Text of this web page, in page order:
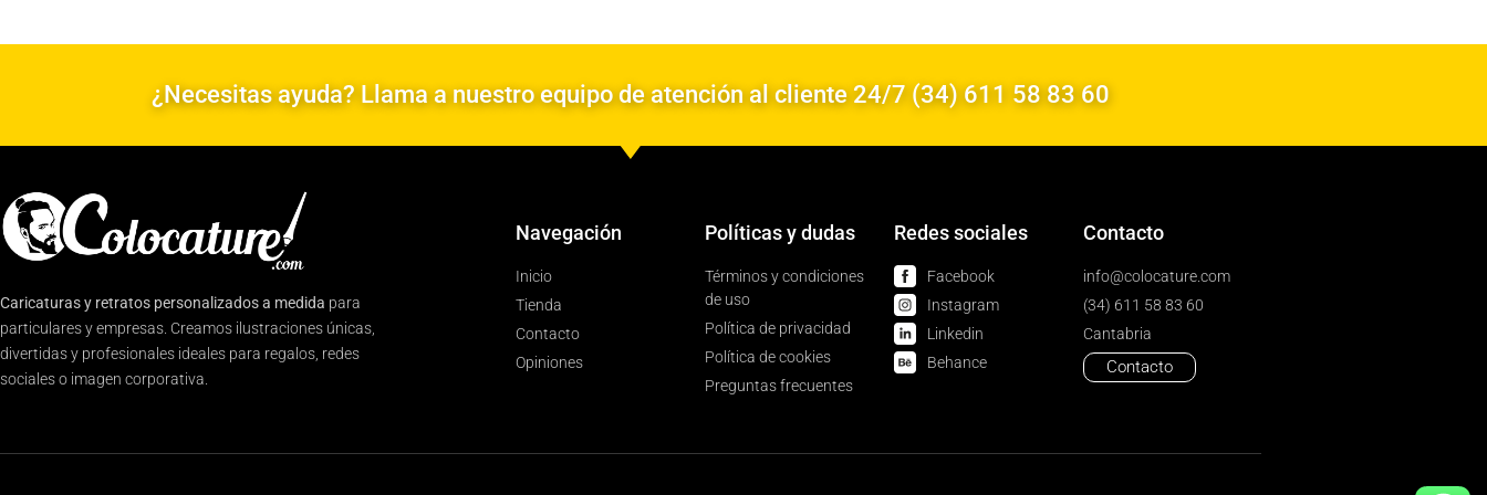
¿Necesitas ayuda? Llama a nuestro equipo de atención al cliente 24/7 (34) 611 58 83 60
Caricaturas y retratos personalizados a medida para
particulares y empresas. Creamos ilustraciones únicas,
divertidas y profesionales ideales para regalos, redes
sociales o imagen corporativa.
Navegación
Inicio
Tienda
Contacto
Opiniones
Políticas y dudas
Términos y condiciones
de uso
Política de privacidad
Política de cookies
Preguntas frecuentes
Redes sociales
Facebook
Instagram
Linkedin
Behance
Contacto
info@colocature.com
(34) 611 58 83 60
Cantabria
Contacto